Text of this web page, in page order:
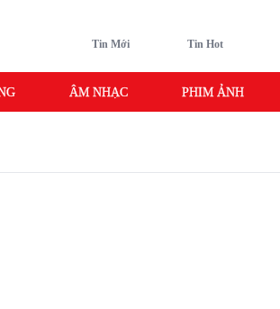
Tin Mới Tin Hot
ÂM NHẠC PHIM ẢNH